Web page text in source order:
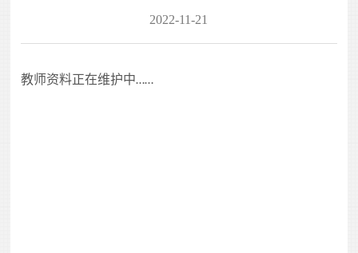
2022-11-21
教师资料正在维护中……